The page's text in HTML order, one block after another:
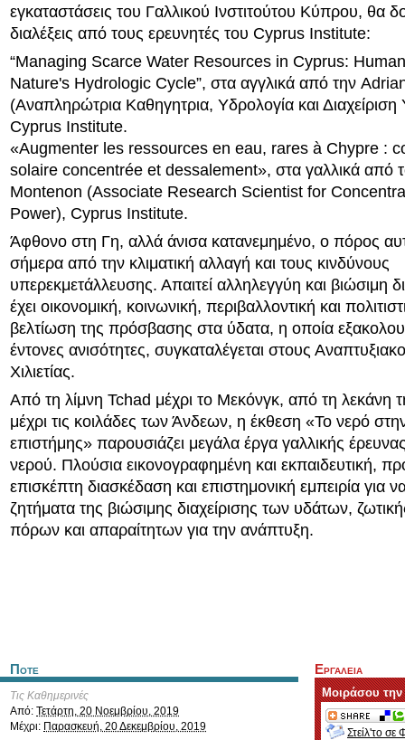
εγκαταστάσεις του Γαλλικού Ινστιτούτου Κύπρου, θα
διαλέξεις από τους ερευνητές του Cyprus Institute:
“Managing Scarce Water Resources in Cyprus:
Nature's Hydrologic Cycle”, στα αγγλικά από την
(Αναπληρώτρια Καθηγητρια, Υδρολογία και
Cyprus Institute.
«Augmenter les ressources en eau, rares à Chypre :
solaire concentrée et dessalement», στα γαλλικά από
Montenon (Associate Research Scientist for
Power), Cyprus Institute.
Άφθονο στη Γη, αλλά άνισα κατανεμημένο, ο πόρος
σήμερα από την κλιματική αλλαγή και τους κινδύνους
υπερεκμετάλλευσης. Απαιτεί αλληλεγγύη και βιώσιμη
έχει οικονομική, κοινωνική, περιβαλλοντική και
βελτίωση της πρόσβασης στα ύδατα, η οποία
έντονες ανισότητες, συγκαταλέγεται στους
Χιλιετίας.
Από τη λίμνη Tchad μέχρι το Μεκόνγκ, από τη λεκάνη
μέχρι τις κοιλάδες των Άνδεων, η έκθεση «Το νερό
επιστήμης» παρουσιάζει μεγάλα έργα γαλλικής
νερού. Πλούσια εικονογραφημένη και εκπαιδευτική,
επισκέπτη διασκέδαση και επιστημονική εμπειρία για
ζητήματα της βιώσιμης διαχείρισης των υδάτων,
πόρων και απαραίτητων για την ανάπτυξη.
Ποτε
Τις Καθημερινές
Από: Τετάρτη, 20 Νοεμβρίου, 2019
Μέχρι: Παρασκευή, 20 Δεκεμβρίου, 2019
Εργαλεια
Μοιράσου
Στείλ'το σε